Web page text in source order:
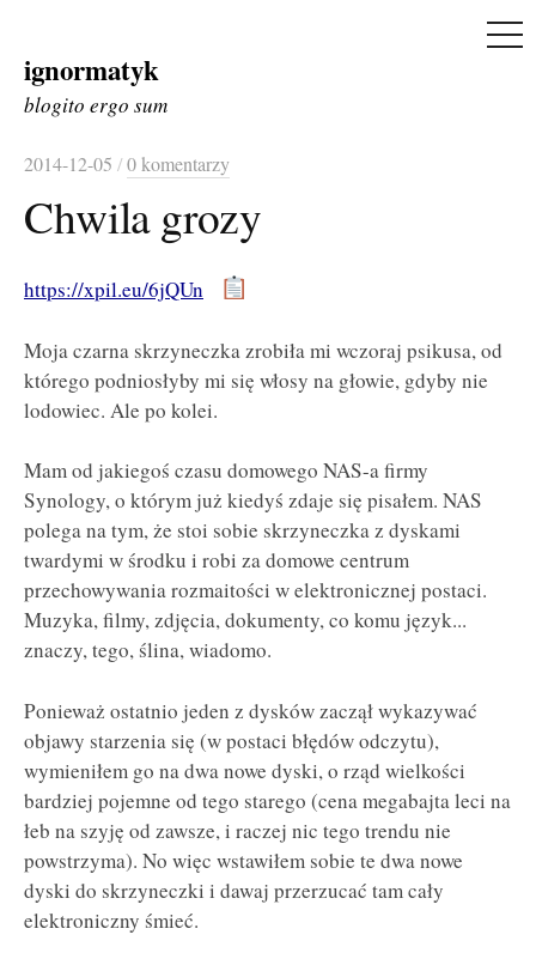
Skip
to
ignormatyk
blogito ergo sum
2014-12-05 /0 komentarzy
Chwila grozy
https://xpil.eu/6jQUn
Moja czarna skrzyneczka zrobiła mi wczoraj psikusa, od
którego podniosłyby mi się włosy na głowie, gdyby nie
lodowiec. Ale po kolei.
Mam od jakiegoś czasu domowego NAS-a firmy
Synology, o którym już kiedyś zdaje się pisałem. NAS
polega na tym, że stoi sobie skrzyneczka z dyskami
twardymi w środku i robi za domowe centrum
przechowywania rozmaitości w elektronicznej postaci.
Muzyka, filmy, zdjęcia, dokumenty, co komu język...
znaczy, tego, ślina, wiadomo.
Ponieważ ostatnio jeden z dysków zaczął wykazywać
objawy starzenia się (w postaci błędów odczytu),
wymieniłem go na dwa nowe dyski, o rząd wielkości
bardziej pojemne od tego starego (cena megabajta leci na
łeb na szyję od zawsze, i raczej nic tego trendu nie
powstrzyma). No więc wstawiłem sobie te dwa nowe
dyski do skrzyneczki i dawaj przerzucać tam cały
elektroniczny śmieć.